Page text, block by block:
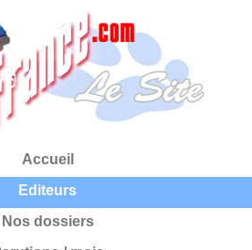
Accueil
Editeurs
Nos dossiers